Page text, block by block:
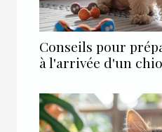
Conseils pour
à l'arrivée d'un